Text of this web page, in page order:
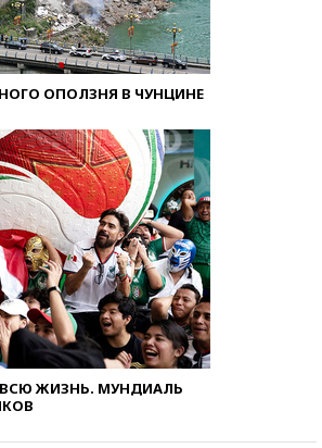
ОПОЛЗНЯ В ЧУНЦИНЕ
ЖИЗНЬ. МУНДИАЛЬ